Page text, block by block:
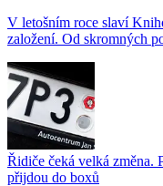
V letošním roce slaví
založení. Od skromných
Řidiče čeká velká změna.
přijdou do boxů